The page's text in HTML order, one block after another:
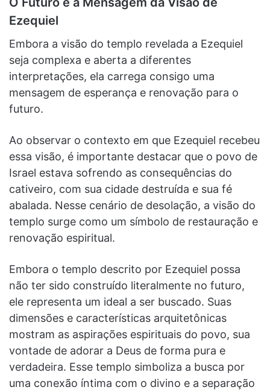
Ezequiel
Embora a visão do templo revelada a Ezequiel
seja complexa e aberta a diferentes
interpretações, ela carrega consigo uma
mensagem de esperança e renovação para o
futuro.
Ao observar o contexto em que Ezequiel recebeu
essa visão, é importante destacar que o povo de
Israel estava sofrendo as consequências do
cativeiro, com sua cidade destruída e sua fé
abalada. Nesse cenário de desolação, a visão do
templo surge como um símbolo de restauração e
renovação espiritual.
Embora o templo descrito por Ezequiel possa
não ter sido construído literalmente no futuro,
ele representa um ideal a ser buscado. Suas
dimensões e características arquitetônicas
mostram as aspirações espirituais do povo, sua
vontade de adorar a Deus de forma pura e
verdadeira. Esse templo simboliza a busca por
uma conexão íntima com o divino e a separação